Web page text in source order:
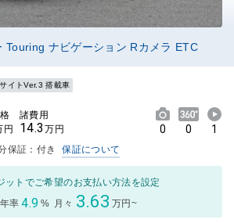
Touring ナビゲーション Rカメラ ETC
イトVer.3 搭載車
円
諸費用
14.3 万円 0 0 1
保証：付き 保証について
ットでご希望のお支払い方法を設定
率 4.9 % 月々 3.63 万円~